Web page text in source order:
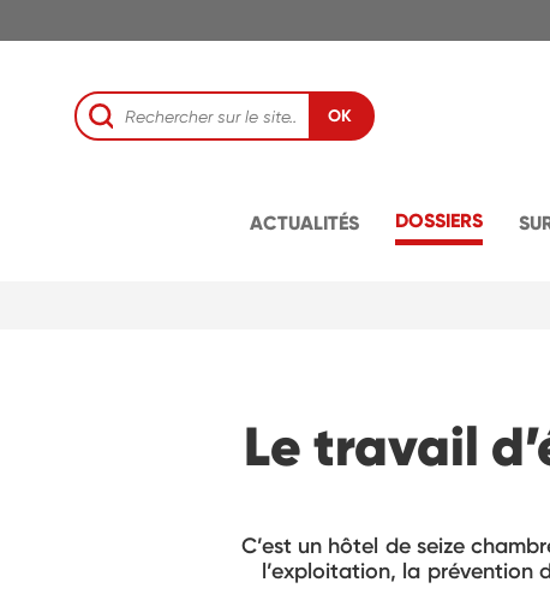
OK
ACTUALITÉS DOSSIERS
Le travail
C’est un hôtel de seize
l’exploitation, la prévention